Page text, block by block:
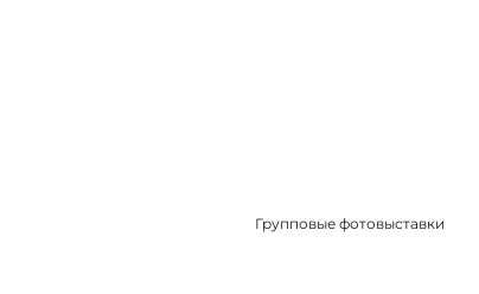
Групповые фотовыставки